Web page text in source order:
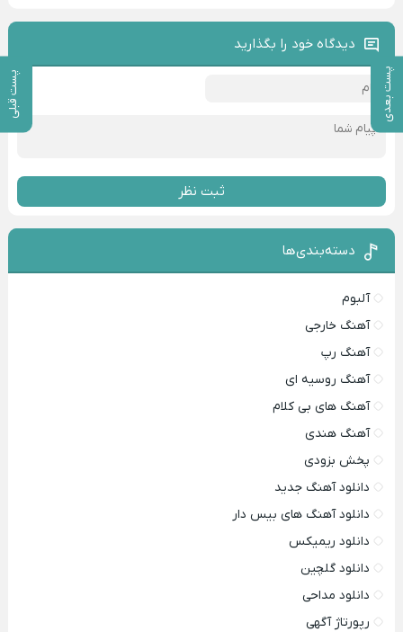
پست بعدی پست قبلی
دیدگاه خود را بگذارید
ثبت نظر
دسته‌بندی‌ها
آلبوم
آهنگ خارجی
آهنگ رپ
آهنگ روسیه ای
آهنگ های بی کلام
آهنگ هندی
پخش بزودی
دانلود آهنگ جدید
دانلود آهنگ های بیس دار
دانلود ریمیکس
دانلود گلچین
دانلود مداحی
رپورتاژ آگهی